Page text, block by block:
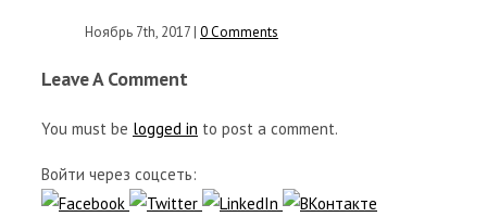
Ноябрь 7th, 2017 | 0 Comments
Leave A Comment
You must be logged in to post a comment.
Войти через соцсеть: